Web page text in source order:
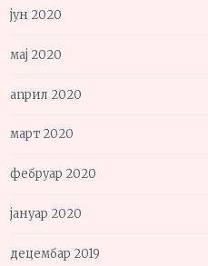
јун 2020
мај 2020
април 2020
март 2020
фебруар 2020
јануар 2020
децембар 2019